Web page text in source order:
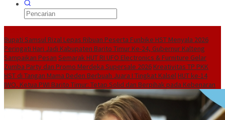
Bupati Samsul Rizal Lepas Ribuan Peserta Funbike HST Menyala 2026
Peringati Hari Jadi Kabupaten Barito Timur Ke-24, Gubernur Kalteng
Sampaikan Pesan Semarak HUT RI UFO Electronics & Furniture Gelar
Zumba Party dan Promo Merdeka Supersale 2026Kreativitas TP PKK
HST di Tangan Mama Deden Berbuah Juara I Tingkat KalselHUT ke-14
IWO, Ketua PWI Barito Timur: Tetap Solid dan Berpihak pada Kebenaran